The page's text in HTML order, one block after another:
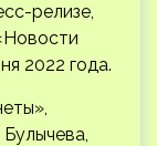
релизе,
2022 года.